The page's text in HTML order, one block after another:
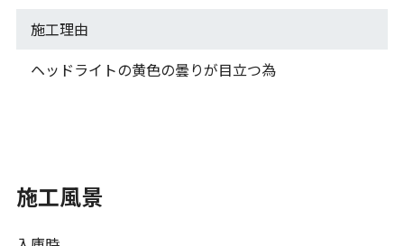
施工理由
ヘッドライトの黄色の曇りが目立つ為
施工風景